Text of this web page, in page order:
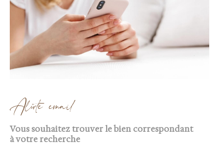
Alerte email
Vous souhaitez trouver le bien correspondant
à votre recherche